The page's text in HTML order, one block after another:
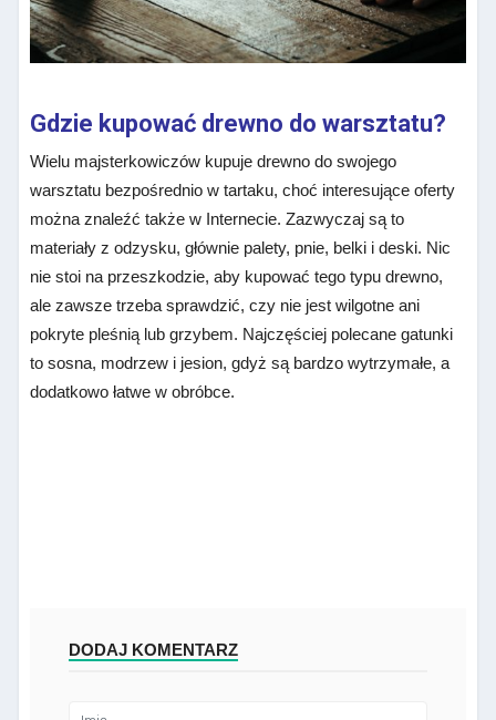
Gdzie kupować drewno do warsztatu?
Wielu majsterkowiczów kupuje drewno do swojego
warsztatu bezpośrednio w tartaku, choć interesujące oferty
można znaleźć także w Internecie. Zazwyczaj są to
materiały z odzysku, głównie palety, pnie, belki i deski. Nic
nie stoi na przeszkodzie, aby kupować tego typu drewno,
ale zawsze trzeba sprawdzić, czy nie jest wilgotne ani
pokryte pleśnią lub grzybem. Najczęściej polecane gatunki
to sosna, modrzew i jesion, gdyż są bardzo wytrzymałe, a
dodatkowo łatwe w obróbce.
DODAJ KOMENTARZ